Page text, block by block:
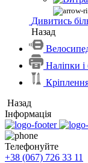
Дивитись
Назад
Наліпки і
Назад
Інформація
Телефонуйте
+38 (067) 726 33 11